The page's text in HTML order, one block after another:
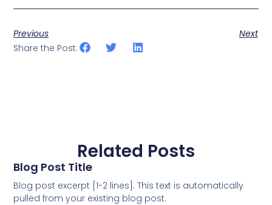
Previous
Next
Share the Post:
Related Posts
Blog Post Title
Blog post excerpt [1-2 lines]. This text is automatically
pulled from your existing blog post.